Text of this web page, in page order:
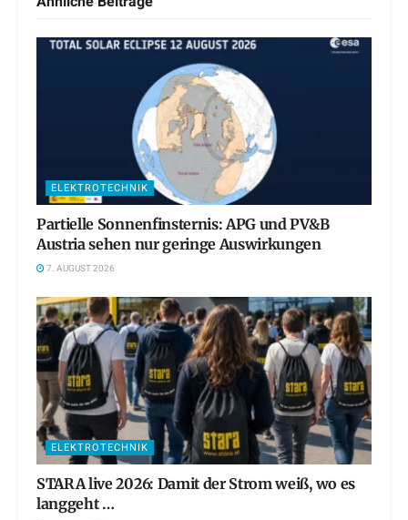
ELEKTROTECHNIK
Partielle Sonnenfinsternis: APG und PV&B
Austria sehen nur geringe Auswirkungen
7. AUGUST 2026
ELEKTROTECHNIK
STARA live 2026: Damit der Strom weiß, wo es
langgeht …